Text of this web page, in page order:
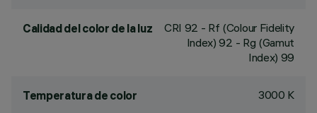
Calidad del color de la luz CRI 92 - Rf (Colour Fidelity
Index) 92 - Rg (Gamut
Index) 99
Temperatura de color 3000 K